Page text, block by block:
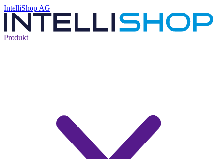
IntelliShop AG
Produkt